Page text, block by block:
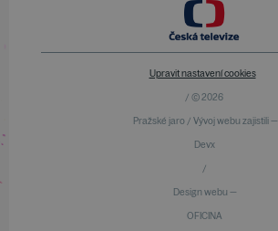
Upravit nastavení cookies
/ © 2026
Pražské jaro / Vývoj webu zajistili —
Devx
/
Design webu —
OFICINA